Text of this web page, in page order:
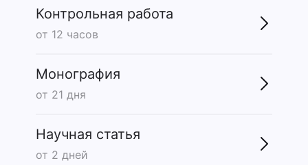
Контрольная работа
от 12 часов
Монография
от 21 дня
Научная статья
от 2 дней